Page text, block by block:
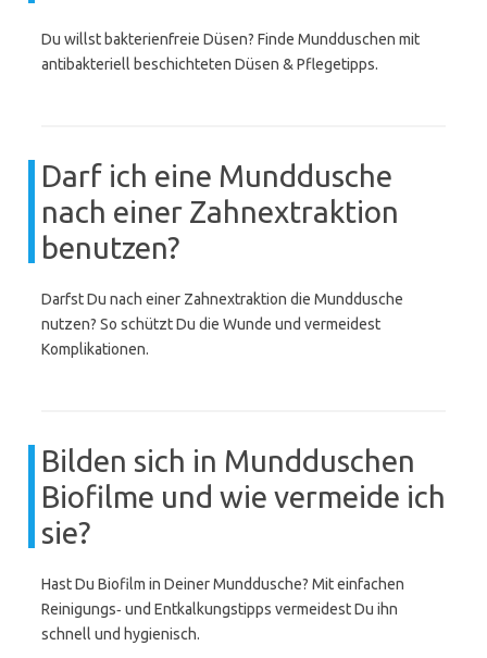
Du willst bakterienfreie Düsen? Finde Mundduschen mit
antibakteriell beschichteten Düsen & Pflegetipps.
Darf ich eine Munddusche
nach einer Zahnextraktion
benutzen?
Darfst Du nach einer Zahnextraktion die Munddusche
nutzen? So schützt Du die Wunde und vermeidest
Komplikationen.
Bilden sich in Mundduschen
Biofilme und wie vermeide ich
sie?
Hast Du Biofilm in Deiner Munddusche? Mit einfachen
Reinigungs‑ und Entkalkungstipps vermeidest Du ihn
schnell und hygienisch.